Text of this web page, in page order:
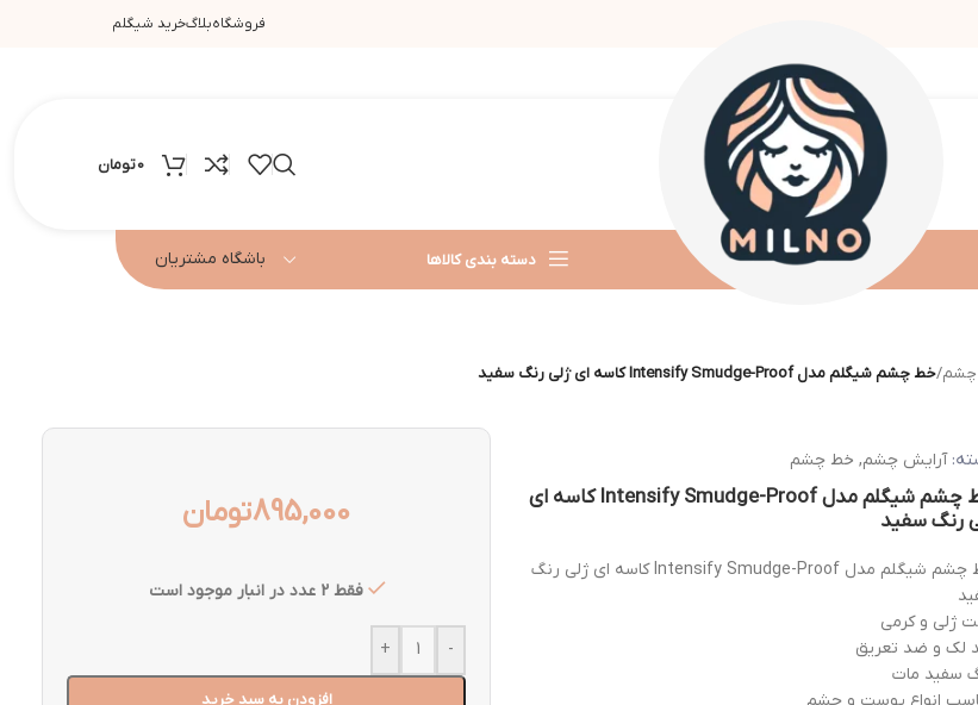
فروشگاهبلاگخرید شیگلم
0تومان
دسته بندی کالاها باشگاه مشتریان
/خط چشم شیگلم مدل Intensify Smudge-Proof کاسه ای ژلی رنگ سفید
آرایش چشم, خط چشم
خط چشم شیگلم مدل Intensify Smudge-Proof کاسه ای
رنگ سفید
خط چشم شیگلم مدل Intensify Smudge-Proof کاسه ای ژلی رنگ
ژلی و کرمی
لک و ضد تعریق
سفید مات
895,000تومان
فقط 2 عدد در انبار موجود است
-
+
افزودن به سبد خرید